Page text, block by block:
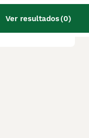
Ver resultados(0)
los